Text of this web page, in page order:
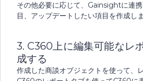
その他必要に応じて、Gainsightに連
目、アップデートしたい項目を作成しま
3. C360上に編集可能なレ
成する
作成した商談オブジェクトを使って、